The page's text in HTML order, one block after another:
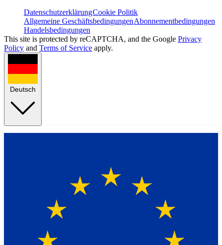
DatenschutzerklärungCookie Politik
Allgemeine GeschäftsbedingungenAbonnementbedingungen
Handelsbedingungen
This site is protected by reCAPTCHA, and the Google Privacy
Policy and Terms of Service apply.
Deutsch